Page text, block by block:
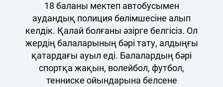
18 баланы мектеп автобусымен
аудандық полиция бөлімшесіне алып
келдік. Қалай болғаны әзірге белгісіз. Ол
жердің балаларының бәрі тату, алдыңғы
қатардағы ауыл еді. Балалардың бәрі
спортқа жақын, волейбол, футбол,
тенниске ойындарына белсене